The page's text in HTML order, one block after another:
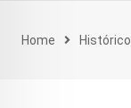
Home Histórico